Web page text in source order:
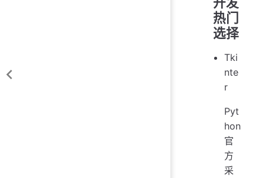
热门
选择
Tki
nte
r
Pyt
hon
官
方
采